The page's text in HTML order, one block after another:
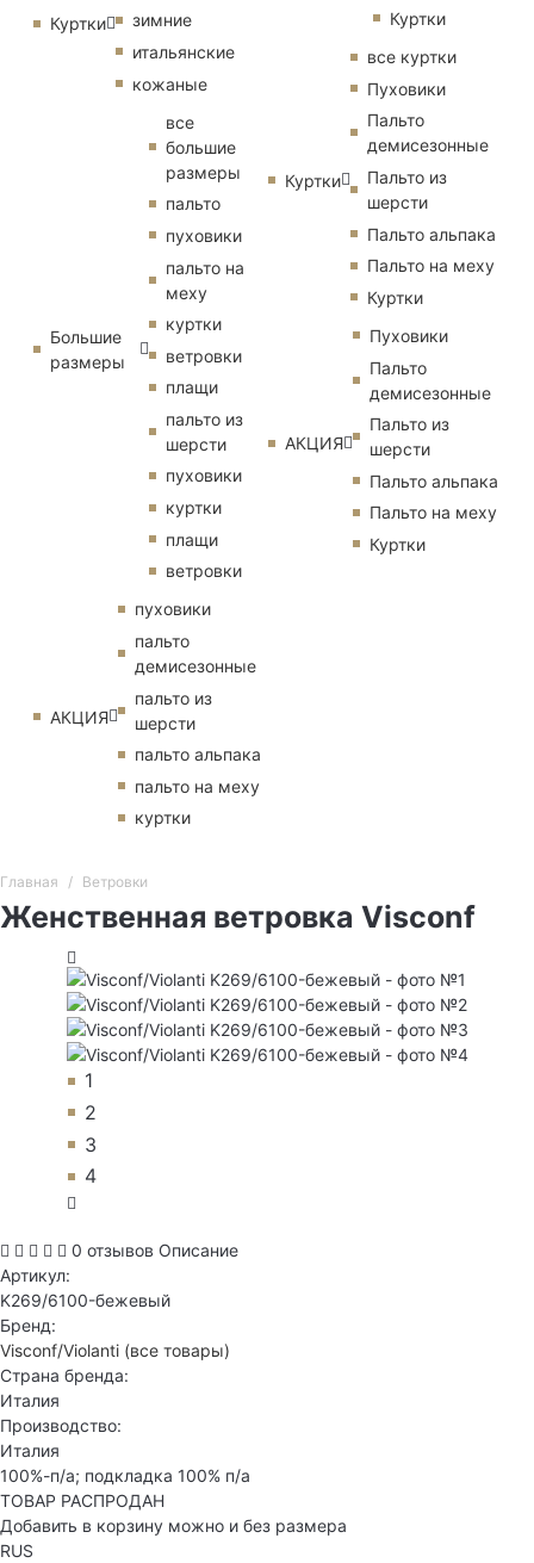
Куртки
зимние
итальянские
кожаные
Большие
размеры
все
большие
размеры
пальто
пуховики
пальто на
меху
куртки
ветровки
плащи
пальто из
шерсти
пуховики
куртки
плащи
ветровки
АКЦИЯ
пуховики
пальто
демисезонные
пальто из
шерсти
пальто альпака
пальто на меху
куртки
Куртки
Куртки
все куртки
Пуховики
Пальто
демисезонные
Пальто из
шерсти
Пальто альпака
Пальто на меху
Куртки
АКЦИЯ
Пуховики
Пальто
демисезонные
Пальто из
шерсти
Пальто альпака
Пальто на меху
Куртки
Главная Ветровки
Женственная ветровка Visconf
1
2
3
4
0 отзывов Описание
Артикул:
K269/6100-бежевый
Бренд:
Visconf/Violanti (все товары)
Страна бренда:
Италия
Производство:
Италия
100%-п/а; подкладка 100% п/а
ТОВАР РАСПРОДАН
Добавить в корзину можно и без размера
RUS